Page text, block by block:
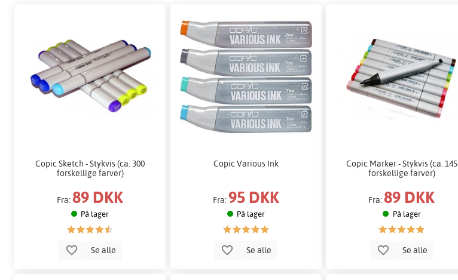
Copic Sketch - Stykvis (ca. 300
forskellige farver)
Fra:89 DKK
På lager
Se alle
Copic Various Ink
Fra: 95 DKK
På lager
Se alle
Copic Marker - Stykvis (ca. 145
forskellige farver)
Fra:89 DKK
På lager
Se alle